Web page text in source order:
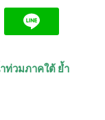
ท่วมภาคใต้ ย้ำ